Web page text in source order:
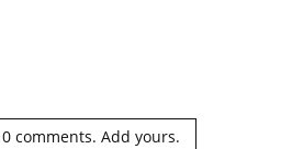
0 comments. Add yours.